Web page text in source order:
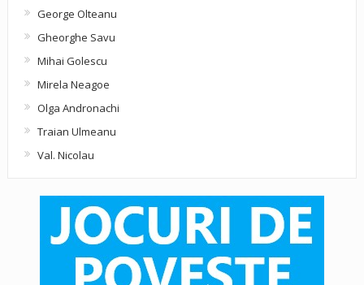
George Olteanu
Gheorghe Savu
Mihai Golescu
Mirela Neagoe
Olga Andronachi
Traian Ulmeanu
Val. Nicolau